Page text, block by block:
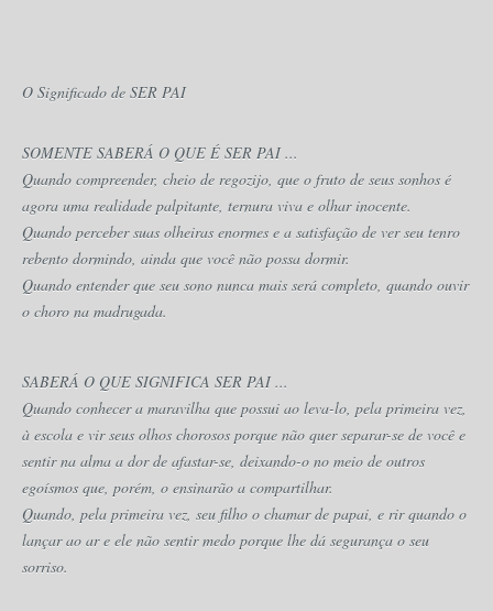
O Significado de SER PAI
SOMENTE SABERÁ O QUE É SER PAI ...
Quando compreender, cheio de regozijo, que o fruto de seus sonhos é
agora uma realidade palpitante, ternura viva e olhar inocente.
Quando perceber suas olheiras enormes e a satisfação de ver seu tenro
rebento dormindo, ainda que você não possa dormir.
Quando entender que seu sono nunca mais será completo, quando ouvir
o choro na madrugada.
SABERÁ O QUE SIGNIFICA SER PAI ...
Quando conhecer a maravilha que possui ao leva-lo, pela primeira vez,
à escola e vir seus olhos chorosos porque não quer separar-se de você e
sentir na alma a dor de afastar-se, deixando-o no meio de outros
egoísmos que, porém, o ensinarão a compartilhar.
Quando, pela primeira vez, seu filho o chamar de papai, e rir quando o
lançar ao ar e ele não sentir medo porque lhe dá segurança o seu
sorriso.